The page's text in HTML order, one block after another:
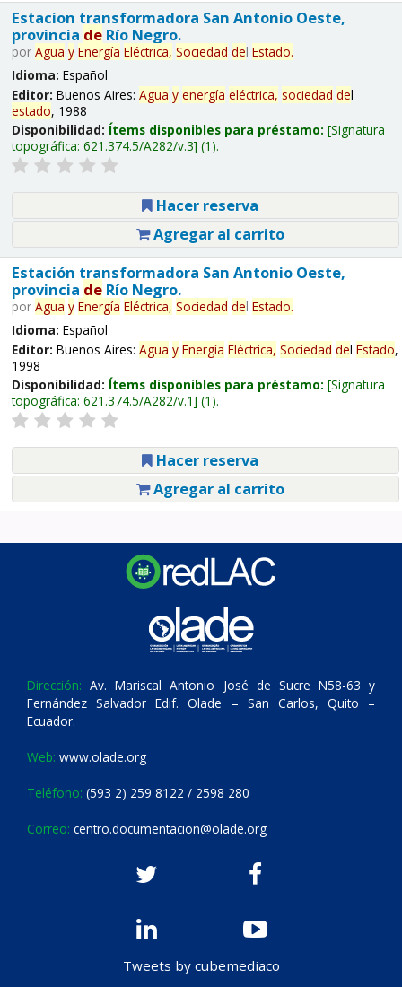
Estacion transformadora San Antonio Oeste,
provincia deRío Negro.
por Agua y Energía Eléctrica, Sociedad del Estado.
Idioma: Español
Editor: Buenos Aires: Agua y energía eléctrica, sociedad del
estado, 1988
Disponibilidad: Ítems disponibles para préstamo: Signatura
topográfica: 621.374.5/A282/v.3 (1).
Hacer reserva
Agregar al carrito
Estación transformadora San Antonio Oeste,
provincia deRío Negro.
por Agua y Energía Eléctrica, Sociedad del Estado.
Idioma: Español
Editor: Buenos Aires: Agua y Energía Eléctrica, Sociedad del Estado,
1998
Disponibilidad: Ítems disponibles para préstamo: Signatura
topográfica: 621.374.5/A282/v.1 (1).
Hacer reserva
Agregar al carrito
Dirección: Av. Mariscal Antonio José de Sucre N58-63 y
Fernández Salvador Edif. Olade – San Carlos, Quito –
Ecuador.
Web: www.olade.org
Teléfono: (593 2) 259 8122 / 2598 280
Correo: centro.documentacion@olade.org
Tweets by cubemediaco